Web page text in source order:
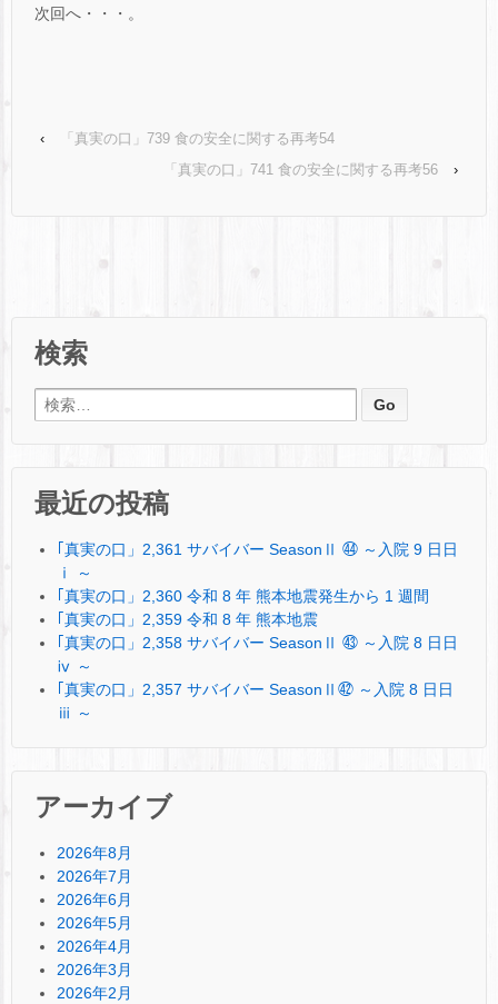
次回へ・・・。
‹
「真実の口」739 食の安全に関する再考54
「真実の口」741 食の安全に関する再考56
›
検索
検索:
最近の投稿
｢真実の口」2,361 サバイバー SeasonⅡ ㊹ ～入院 9 日日
ⅰ ～
｢真実の口」2,360 令和 8 年 熊本地震発生から 1 週間
｢真実の口」2,359 令和 8 年 熊本地震
｢真実の口」2,358 サバイバー SeasonⅡ ㊸ ～入院 8 日日
ⅳ ～
｢真実の口」2,357 サバイバー SeasonⅡ㊷ ～入院 8 日日
ⅲ ～
アーカイブ
2026年8月
2026年7月
2026年6月
2026年5月
2026年4月
2026年3月
2026年2月